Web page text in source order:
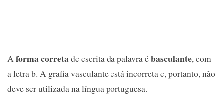
Aforma corretade escrita da palavra ébasculante, com
a letra b. A grafia vasculante está incorreta e, portanto, não
deve ser utilizada na língua portuguesa.